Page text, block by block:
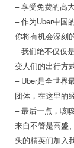
– 享受免费的高
– 作为Uber中国
你将有机会深刻
– 我们绝不仅仅
变人们的出行方
– Uber是全世界
团体，在这里的
– 最后一点，咳
来自不管是高盛
头的精英们加入